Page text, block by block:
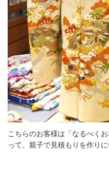
こちらのお客様は「なるべく
って、親子で見積もりを作りに